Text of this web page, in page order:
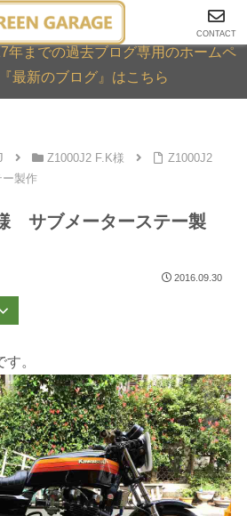
GARAGE ARCHIVE
年までの過去ブログ専用のホームペ
最新のブログ』はこちら
Z1000J2 F.K様
Z1000J2
製作
サブメーターステー製
2016.09.30
。
CONTACT